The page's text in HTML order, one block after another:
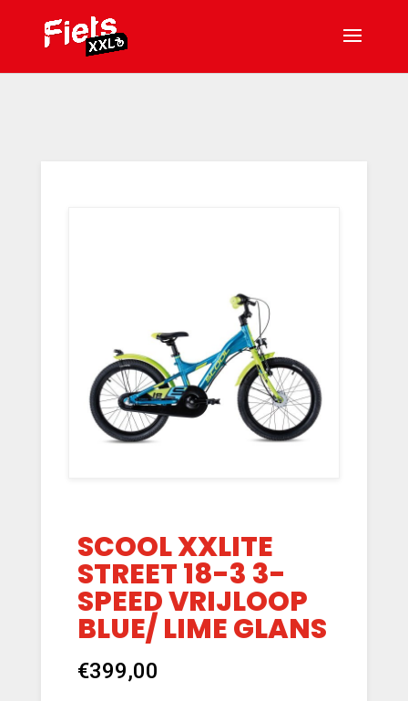
SCOOL XXLITE
STREET 18-3 3-
SPEED VRIJLOOP
BLUE/ LIME GLANS
€399,00